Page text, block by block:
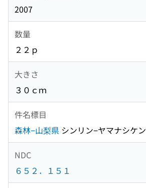
2007
数量
２２ｐ
大きさ
３０ｃｍ
件名標目
森林−山梨県 シンリン−ヤマナシケン
NDC
６５２．１５１